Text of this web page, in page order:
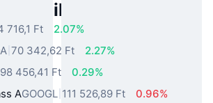
Világbeli Eszközök
716,1 Ft
2.07%
70 342,62 Ft
2.27%
98 456,41 Ft
0.29%
AGOOGL 111 526,89 Ft
0.96%